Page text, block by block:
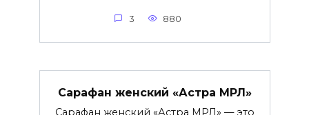
3 880
Сарафан женский «Астра МРЛ»
Сарафан женский «Астра МРЛ» — это